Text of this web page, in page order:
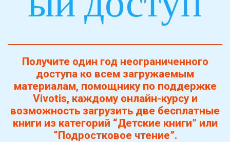
Получите один год неограниченного
доступа ко всем загружаемым
материалам, помощнику по поддержке
Vivotis, каждому онлайн-курсу и
возможность загрузить две бесплатные
книги из категорий “Детские книги” или
“Подростковое чтение”.